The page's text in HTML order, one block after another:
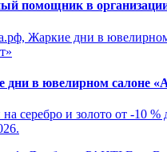
помощник в
дни в ювелирном салоне
серебро и золото от -10 %